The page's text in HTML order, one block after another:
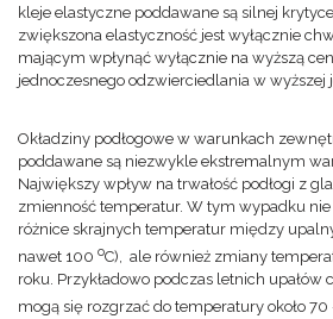
kleje elastyczne poddawane są silnej
zwiększona elastyczność jest wyłącznie
mającym wpłynąć wyłącznie na wyższą
jednoczesnego odzwierciedlania w wyższej
Okładziny podłogowe w warunkach
poddawane są niezwykle ekstremalnym
Największy wpływ na trwałość podłogi z
zmienność temperatur. W tym wypadku nie
różnice skrajnych temperatur między
nawet 100 oC), ale również zmiany
roku. Przykładowo podczas letnich upałów
mogą się rozgrzać do temperatury około 70